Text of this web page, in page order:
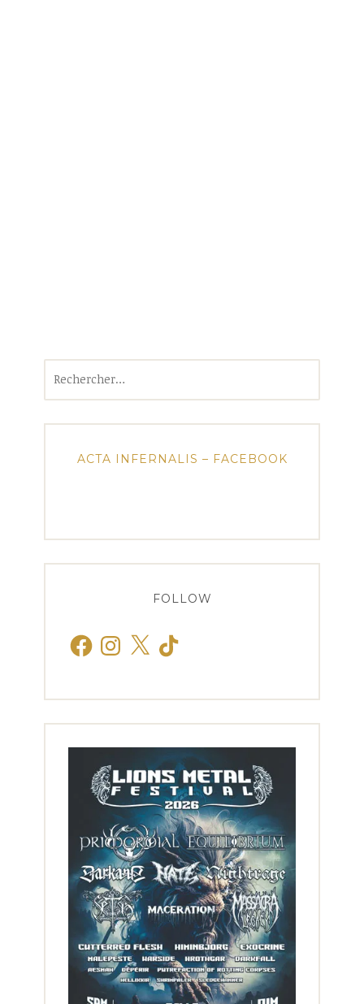
ACTA INFERNALIS – FACEBOOK
FOLLOW
FacebookInstagram
X TikTok